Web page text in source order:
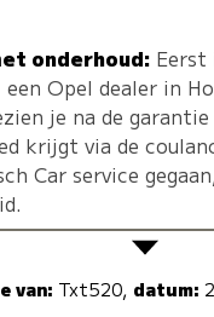
onderhoud: Eerst
Opel dealer in
je na de
krijgt via de
Car service
van: Txt520, datum: